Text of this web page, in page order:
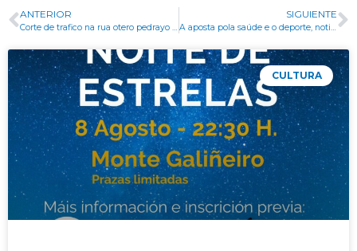
ANTERIOR
Corte de trafico na rua otero pedrayo e dispositivo especial de circulación
SIGUIENTE
A aposta pola saúde e o deporte, noticia en gondomar
CULTURA